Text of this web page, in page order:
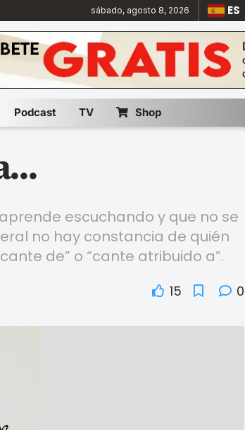
sábado, agosto 8, 2026 ES
Podcast TV Shop
escuchando y que no se
no hay constancia de quién
de” o “cante atribuido a”.
15 0